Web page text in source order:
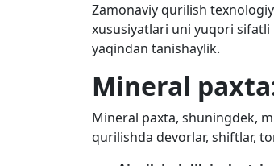
Zamonaviy qurilish
xususiyatlari uni yuqori sifatli
yaqindan tanishaylik.
Mineral
Mineral paxta, shuningdek,
qurilishda devorlar, shiftlar,